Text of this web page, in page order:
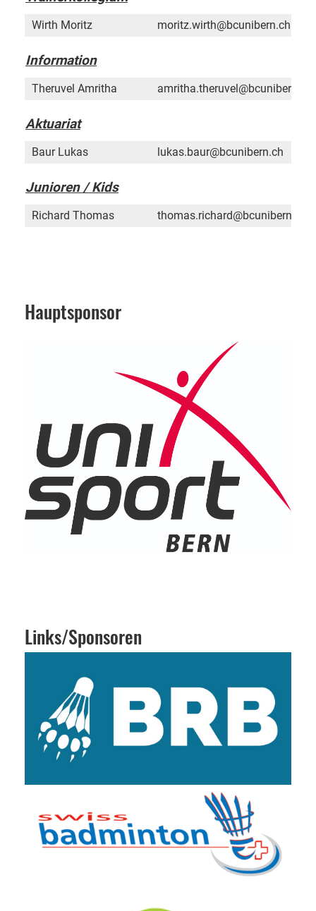
Wirth Moritz moritz.wirth@bcunibern.ch
Information
Theruvel Amritha amritha.theruvel@bcunibern.ch
Aktuariat
Baur Lukas lukas.baur@bcunibern.ch
Junioren / Kids
Richard Thomas thomas.richard@bcunibern.ch
Hauptsponsor
Links/Sponsoren